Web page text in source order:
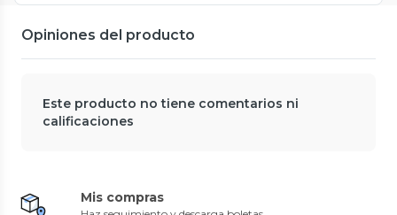
Opiniones del producto
Este producto no tiene comentarios ni
calificaciones
Mis compras